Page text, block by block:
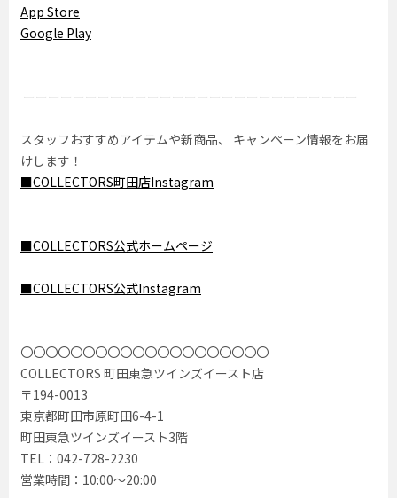
App Store
Google Play
ーーーーーーーーーーーーーーーーーーーーーーーーーーー
スタッフおすすめアイテムや新商品、 キャンペーン情報をお届
けします！
■COLLECTORS町田店Instagram
■COLLECTORS公式ホームページ
■COLLECTORS公式Instagram
〇〇〇〇〇〇〇〇〇〇〇〇〇〇〇〇〇〇〇〇
COLLECTORS 町田東急ツインズイースト店
〒194-0013
東京都町田市原町田6-4-1
町田東急ツインズイースト3階
TEL：042-728-2230
営業時間：10:00〜20:00